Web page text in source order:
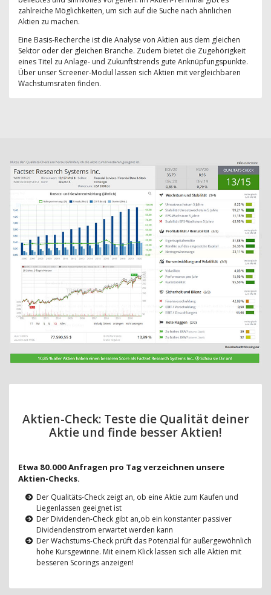
zahlreiche Möglichkeiten, um sich auf die Suche nach ähnlichen
Aktien zu machen.
Eine Basis-Recherche ist die Analyse von Aktien aus dem gleichen
Sektor oder der gleichen Branche. Zudem bietet die Zugehörigkeit
eines Titel zu Anlage- und Zukunftstrends gute Anknüpfungspunkte.
Über unser Screener-Modul lassen sich Aktien mit vergleichbaren
Wachstumsraten finden.
Aktien-Check: Teste die Qualität deiner
Aktie und finde besser Aktien!
Etwa 80.000 Anfragen pro Tag verzeichnen unsere
Aktien-Checks.
Der Qualitäts-Check zeigt an, ob eine Aktie zum Kaufen und
Liegenlassen geeignet ist
Der Dividenden-Check gibt an,ob ein konstanter passiver
Dividendenstrom erwartet werden kann
Der Wachstums-Check prüft das Potenzial für außergewöhnlich
hohe Kursgewinne. Mit einem Klick lassen sich alle Aktien mit
besseren Scorings anzeigen!